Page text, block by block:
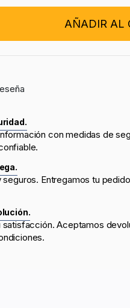
AÑADIR AL
con medidas de
seguros. Entregamos tu
satisfacción. Aceptamos